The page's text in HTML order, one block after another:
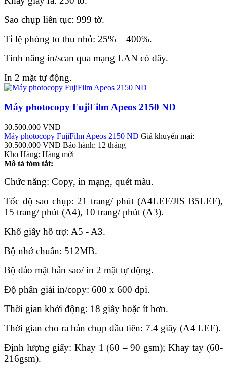
Sao chụp liên tục: 999 tờ.
Tỉ lệ phóng to thu nhỏ: 25% – 400%.
Tính năng in/scan qua mạng LAN có dây.
In 2 mặt tự động.
Máy photocopy FujiFilm Apeos 2150 ND
30.500.000 VNĐ
Máy photocopy FujiFilm Apeos 2150 ND Giá khuyến mại:
30.500.000 VNĐ Bảo hành: 12 tháng
Kho Hàng: Hàng mới
Mô tả tóm tắt:
Chức năng: Copy, in mạng, quét màu.
Tốc độ sao chụp: 21 trang/ phút (A4LEF/JIS B5LEF),
15 trang/ phút (A4), 10 trang/ phút (A3).
Khổ giấy hỗ trợ: A5 - A3.
Bộ nhớ chuẩn: 512MB.
Bộ đảo mặt bản sao/ in 2 mặt tự động.
Độ phân giải in/copy: 600 x 600 dpi.
Thời gian khởi động: 18 giây hoặc ít hơn.
Thời gian cho ra bản chụp đầu tiên: 7.4 giây (A4 LEF).
Định lượng giấy: Khay 1 (60 – 90 gsm); Khay tay (60-
216gsm).